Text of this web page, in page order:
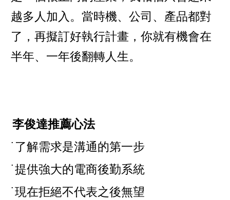
越多人加入。當時機、公司、產品都對
了，再擬訂好執行計畫，你就有機會在
半年、一年後翻轉人生。
李俊達推薦心法
˙了解需求是溝通的第一步
˙提供強大的電商後勤系統
˙現在拒絕不代表之後無望